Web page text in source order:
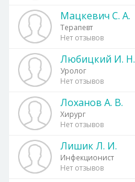
Мацкевич С. А.
Терапевт
Нет отзывов
Любицкий И. Н.
Уролог
Нет отзывов
Лоханов А. В.
Хирург
Нет отзывов
Лишик Л. И.
Инфекционист
Нет отзывов